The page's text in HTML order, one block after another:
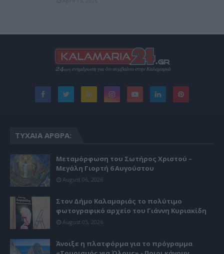
ΤΥΧΑΊΑ ΆΡΘΡΑ:
Μεταμόρφωση του Σωτήρος Χριστού –
Μεγάλη Γιορτή 6 Αυγούστου
August 06, 2026
Στον Δήμο Καλαμαριάς το πολύτιμο
φωτογραφικό αρχείο του Γιάννη Κυριακίδη
August 05, 2026
Άνοιξε η πλατφόρμα για το πρόγραμμα